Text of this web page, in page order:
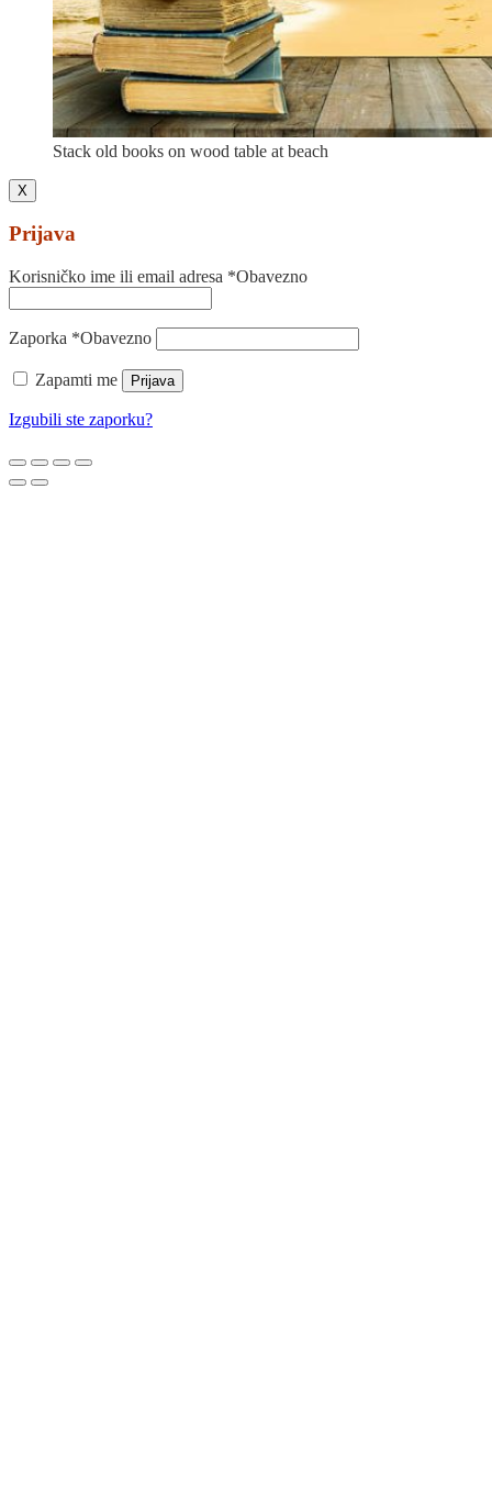
Stack old books on wood table at beach
X
Prijava
Korisničko ime ili email adresa *Obavezno
Zaporka *Obavezno
Zapamti me Prijava
Izgubili ste zaporku?